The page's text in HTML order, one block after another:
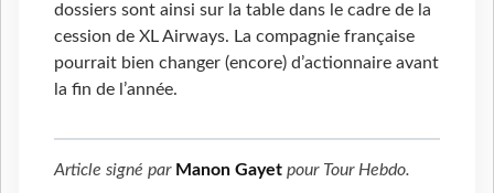
dossiers sont ainsi sur la table dans le cadre de la
cession de XL Airways. La compagnie française
pourrait bien changer (encore) d’actionnaire avant
la fin de l’année.
Article signé par Manon Gayet pour Tour Hebdo.